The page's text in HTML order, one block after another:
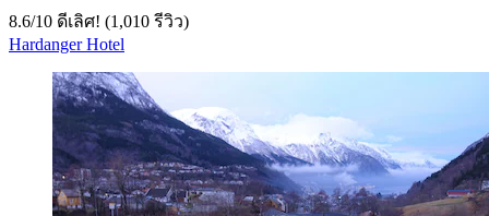
8.6/10 ดีเลิศ! (1,010 รีวิว)
Hardanger Hotel